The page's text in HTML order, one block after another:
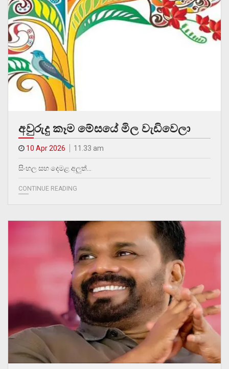
අවුරුදු කෑම මේසයේ මිල වැඩිවෙලා
10 Apr 2026 11.33 am
සිංහල සහ දෙමළ අලුත්…
CONTINUE READING